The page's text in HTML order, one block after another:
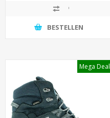
BESTELLEN
Mega Deal